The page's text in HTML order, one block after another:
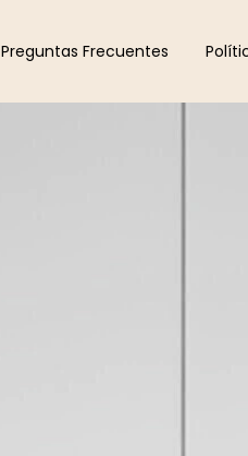
Preguntas Frecuentes